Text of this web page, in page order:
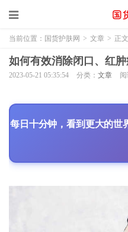
当前位置： 国货护肤网 > 文章 > 正文
如何有效消除闭口、红肿
2023-05-21 05:35:54 分类： 文章
每日十分钟，看到更大的世